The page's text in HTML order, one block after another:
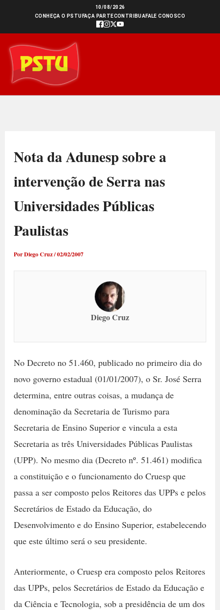
conteúdo
10/08/2026
CONHEÇA O PSTU FAÇA PARTECONTRIBUAFALE CONOSCO
Nota da Adunesp sobre a
intervenção de Serra nas
Universidades Públicas
Paulistas
PorDiego Cruz/02/02/2007
Diego Cruz
No Decreto no 51.460, publicado no primeiro dia do
novo governo estadual (01/01/2007), o Sr. José Serra
determina, entre outras coisas, a mudança de
denominação da Secretaria de Turismo para
Secretaria de Ensino Superior e vincula a esta
Secretaria as três Universidades Públicas Paulistas
(UPP). No mesmo dia (Decreto nº. 51.461) modifica
a constituição e o funcionamento do Cruesp que
passa a ser composto pelos Reitores das UPPs e pelos
Secretários de Estado da Educação, do
Desenvolvimento e do Ensino Superior, estabelecendo
que este último será o seu presidente.
Anteriormente, o Cruesp era composto pelos Reitores
das UPPs, pelos Secretários de Estado da Educação e
da Ciência e Tecnologia, sob a presidência de um dos